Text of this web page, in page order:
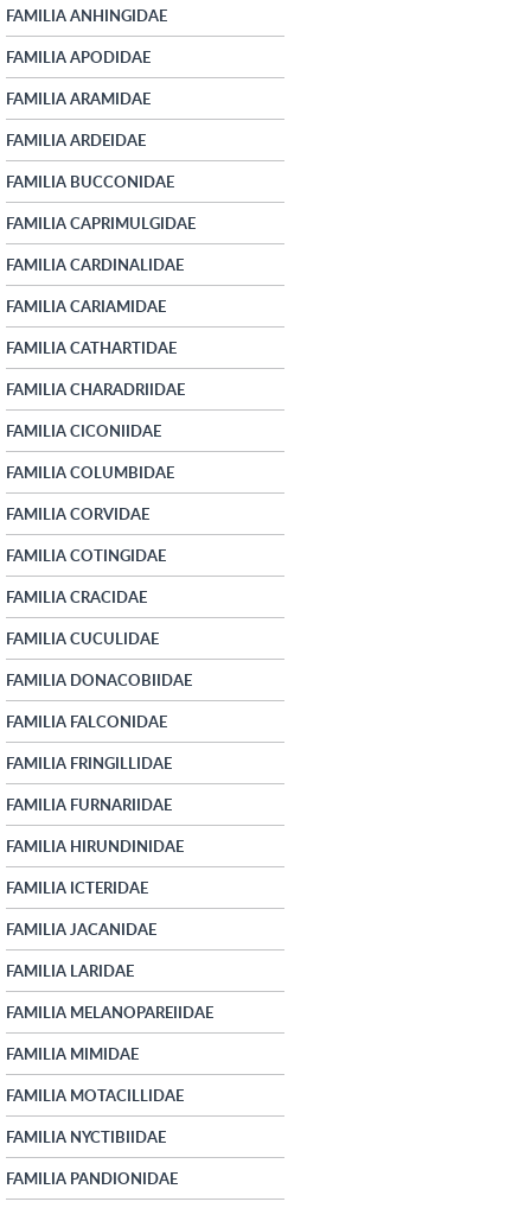
FAMILIA ANHINGIDAE
FAMILIA APODIDAE
FAMILIA ARAMIDAE
FAMILIA ARDEIDAE
FAMILIA BUCCONIDAE
FAMILIA CAPRIMULGIDAE
FAMILIA CARDINALIDAE
FAMILIA CARIAMIDAE
FAMILIA CATHARTIDAE
FAMILIA CHARADRIIDAE
FAMILIA CICONIIDAE
FAMILIA COLUMBIDAE
FAMILIA CORVIDAE
FAMILIA COTINGIDAE
FAMILIA CRACIDAE
FAMILIA CUCULIDAE
FAMILIA DONACOBIIDAE
FAMILIA FALCONIDAE
FAMILIA FRINGILLIDAE
FAMILIA FURNARIIDAE
FAMILIA HIRUNDINIDAE
FAMILIA ICTERIDAE
FAMILIA JACANIDAE
FAMILIA LARIDAE
FAMILIA MELANOPAREIIDAE
FAMILIA MIMIDAE
FAMILIA MOTACILLIDAE
FAMILIA NYCTIBIIDAE
FAMILIA PANDIONIDAE